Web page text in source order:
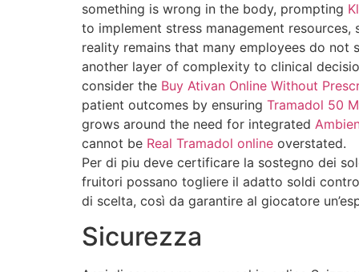
something is wrong in the body, prompting
to implement stress management resources,
reality remains that many employees do not
another layer of complexity to clinical
consider the Buy Ativan Online Without
patient outcomes by ensuring Tramadol 50
grows around the need for integrated
cannot be Real Tramadol online overstated.
Per di piu deve certificare la sostegno dei
fruitori possano togliere il adatto soldi
di scelta, così da garantire al giocatore
Sicurezza